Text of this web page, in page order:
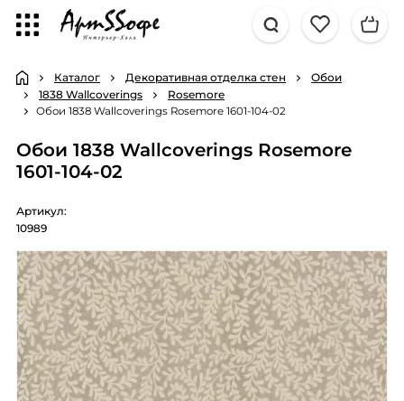
Каталог Декоративная отделка стен
Обои
1838 Wallcoverings
Rosemore
Обои 1838 Wallcoverings Rosemore 1601-104-02
Обои 1838 Wallcoverings Rosemore
1601-104-02
Артикул:
10989